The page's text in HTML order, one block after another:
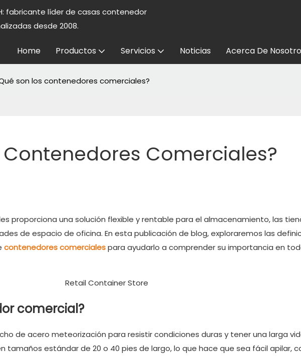
fabricante líder de casas contenedor
desde 2008.
Home Productos Servicios Noticias Acerca De
son los contenedores comerciales?
Contenedores Comerciales?
proporciona una solución flexible y rentable para el almacenamiento, las
de espacio de oficina. En esta publicación de blog, exploraremos las
contenedores comercialespara ayudarlo a comprender su importancia en
comercial?
de acero meteorización para resistir condiciones duras y tener una larga
tamaños estándar de 20 o 40 pies de largo, lo que hace que sea fácil apilar,